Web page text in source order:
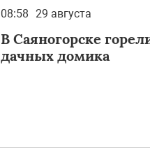
08:58 29 августа
В Саяногорске
дачных домика